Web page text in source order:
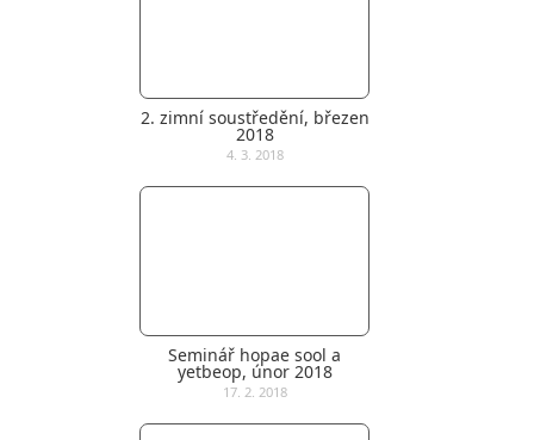
2. zimní soustředění, březen
2018
4. 3. 2018
Seminář hopae sool a
yetbeop, únor 2018
17. 2. 2018